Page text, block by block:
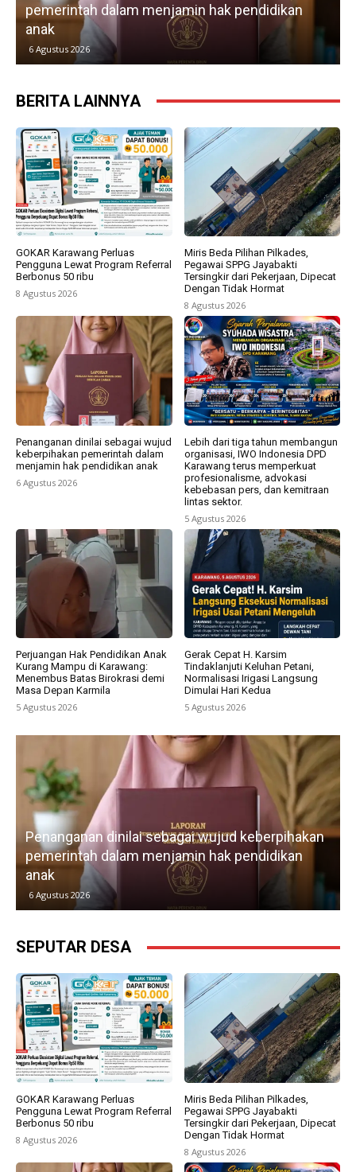
pemerintah dalam menjamin hak pendidikan
anak
6 Agustus 2026
BERITA LAINNYA
GOKAR Karawang Perluas
Pengguna Lewat Program Referral
Berbonus 50 ribu
8 Agustus 2026
Miris Beda Pilihan Pilkades,
Pegawai SPPG Jayabakti
Tersingkir dari Pekerjaan, Dipecat
Dengan Tidak Hormat
8 Agustus 2026
Penanganan dinilai sebagai wujud
keberpihakan pemerintah dalam
menjamin hak pendidikan anak
6 Agustus 2026
Lebih dari tiga tahun membangun
organisasi, IWO Indonesia DPD
Karawang terus memperkuat
profesionalisme, advokasi
kebebasan pers, dan kemitraan
lintas sektor.
5 Agustus 2026
Perjuangan Hak Pendidikan Anak
Kurang Mampu di Karawang:
Menembus Batas Birokrasi demi
Masa Depan Karmila
5 Agustus 2026
Gerak Cepat H. Karsim
Tindaklanjuti Keluhan Petani,
Normalisasi Irigasi Langsung
Dimulai Hari Kedua
5 Agustus 2026
Penanganan dinilai sebagai wujud keberpihakan
pemerintah dalam menjamin hak pendidikan
anak
6 Agustus 2026
SEPUTAR DESA
GOKAR Karawang Perluas
Pengguna Lewat Program Referral
Berbonus 50 ribu
8 Agustus 2026
Miris Beda Pilihan Pilkades,
Pegawai SPPG Jayabakti
Tersingkir dari Pekerjaan, Dipecat
Dengan Tidak Hormat
8 Agustus 2026